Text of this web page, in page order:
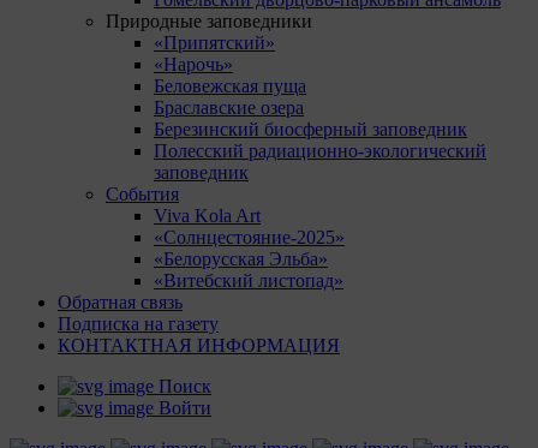
Природные заповедники
«Припятский»
«Нарочь»
Беловежская пуща
Браславские озера
Березинский биосферный заповедник
Полесский радиационно-экологический
заповедник
События
Viva Kola Art
«Солнцестояние-2025»
«Белорусская Эльба»
«Витебский листопад»
Обратная связь
Подписка на газету
КОНТАКТНАЯ ИНФОРМАЦИЯ
Поиск
Войти